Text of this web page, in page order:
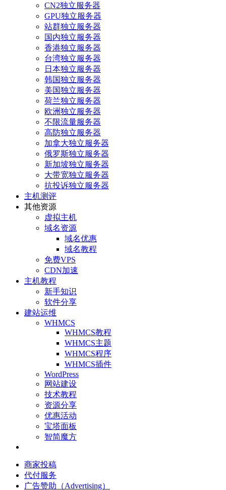
CN2独立服务器
GPU独立服务器
站群独立服务器
国内独立服务器
香港独立服务器
台湾独立服务器
日本独立服务器
韩国独立服务器
美国独立服务器
荷兰独立服务器
欧洲独立服务器
不限流量服务器
高防独立服务器
加拿大独立服务器
俄罗斯独立服务器
新加坡独立服务器
大带宽独立服务器
抗投诉独立服务器
主机测评
其他资源
虚拟主机
域名资源
域名优惠
域名教程
免费VPS
CDN加速
主机教程
新手知识
软件分享
建站运维
WHMCS
WHMCS教程
WHMCS主题
WHMCS程序
WHMCS插件
WordPress
网站建设
技术教程
资源分享
优惠活动
宝塔面板
智简魔方
商家投稿
代付服务
广告赞助（Advertising）